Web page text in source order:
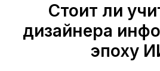
Стоит ли
дизайнера
эпоху